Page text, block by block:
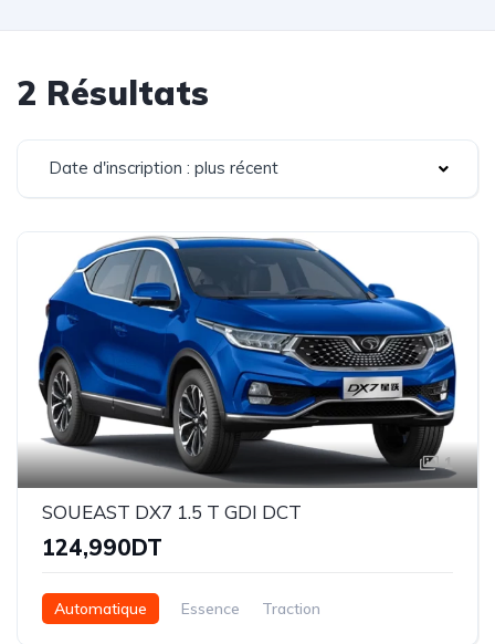
2 Résultats
Date d'inscription : plus récent
1
SOUEAST DX7 1.5 T GDI DCT
124,990DT
Automatique Essence Traction